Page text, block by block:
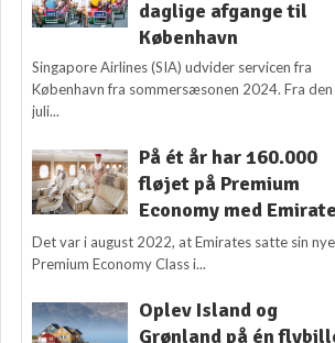
daglige afgange til
København
Singapore Airlines (SIA) udvider servicen fra
København fra sommersæsonen 2024. Fra den
juli...
På ét år har 160.000
fløjet på Premium
Economy med
Det var i august 2022, at Emirates satte sin nye
Premium Economy Class i...
Oplev Island og
Grønland på én